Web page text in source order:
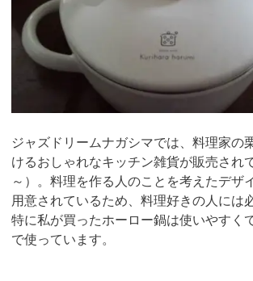
ジャズドリームナガシマでは、料理家の
けるおしゃれなキッチン雑貨が販売され
～）。料理を作る人のことを考えたデザ
用意されているため、料理好きの人には
特に私が買ったホーロー鍋は使いやすく
で使っています。